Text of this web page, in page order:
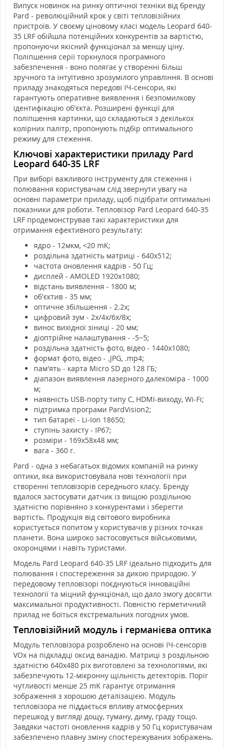
Випуск новинок на ринку оптичної техніки від бренду
Pard - революційний крок у світі тепловізійних
пристроїв. У своєму ціновому класі модель Leopard 640-
35 LRF обійшла потенційних конкурентів за вартістю,
пропонуючи якісний функціонал за меншу ціну.
Поліпшення серії торкнулося програмного
забезпечення - воно полягає у створенні більш
зручного та інтуїтивно зрозумілого управління. В основі
приладу знаходяться передові ІЧ-сенсори, які
гарантують оперативне виявлення і безпомилкову
ідентифікацію об'єкта. Розширені функції для
поліпшення картинки, що складаються з декількох
колірних палітр, пропонують підбір оптимального
режиму для стеження.
Ключові характеристики приладу Pard
Leopard 640-35 LRF
При виборі важливого інструменту для стеження і
полювання користувачам слід звернути увагу на
основні параметри приладу, щоб підібрати оптимальні
показники для роботи. Тепловізор Pard Leopard 640-35
LRF продемонстрував такі характеристики для
отримання ефективного результату:
ядро - 12мкм, <20 mK;
роздільна здатність матриці - 640x512;
частота оновлення кадрів - 50 Гц;
дисплей - AMOLED 1920x1080;
відстань виявлення - 1800 м;
об'єктив - 35 мм;
оптичне збільшення - 2.2x;
цифровий зум - 2x/4x/6x/8x;
винос вихідної зіниці - 20 мм;
діоптрійне налаштування - -5~5;
роздільна здатність фото, відео - 1440x1080;
формат фото, відео - .JPG, .mp4;
пам'ять - карта Micro SD до 128 ГБ;
діапазон виявлення лазерного далекоміра - 1000
м;
наявність USB-порту типу C, HDMI-виходу, Wi-Fi;
підтримка програми PardVision2;
тип батареї - Li-Ion 18650;
ступінь захисту - IP67;
розміри - 169x58x48 мм;
вага - 360 г.
Pard - одна з небагатьох відомих компаній на ринку
оптики, яка використовувала нові технології при
створенні тепловізорів середнього класу. Бренду
вдалося застосувати датчик із вищою роздільною
здатністю порівняно з конкурентами і зберегти
вартість. Продукція від світового виробника
користується попитом у користувачів у різних точках
планети. Вона широко застосовується військовими,
охоронцями і навіть туристами.
Модель Pard Leopard 640-35 LRF ідеально підходить для
полювання і спостереження за дикою природою. У
передовому тепловізорі поєднуються інноваційні
технології та міцний функціонал, що дало змогу досягти
максимальної продуктивності. Повністю герметичний
прилад не боїться екстремальних погодних умов.
Тепловізійний модуль і германієва оптика
Модуль тепловізора розроблено на основі ІЧ-сенсорів
VOx на підкладці оксид ванадію. Матриці з роздільною
здатністю 640x480 pix виготовлені за технологіями, які
забезпечують 12-мікронну щільність детекторів. Поріг
чутливості менше 25 mK гарантує отримання
зображення з хорошою деталізацією. Модуль
тепловізора не піддається впливу атмосферних
перешкод у вигляді дощу, туману, диму, граду тощо.
Завдяки частоті оновлення кадрів у 50 Гц користувачам
забезпечено плавну зміну спостережуваних зображень.